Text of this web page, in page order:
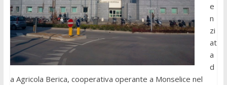
e
n
zi
at
a
d
a Agricola Berica, cooperativa operante a Monselice nel